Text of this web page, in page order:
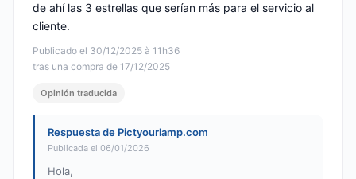
Publicado el 30/12/2025 à 11h36
tras una compra de 17/12/2025
de ahí las 3 estrellas que serían más para el servicio al
cliente.
Opinión traducida
Respuesta de Pictyourlamp.com
Publicada el 06/01/2026
Hola,